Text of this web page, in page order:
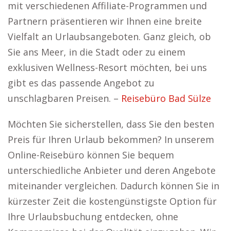
mit verschiedenen Affiliate-Programmen und
Partnern präsentieren wir Ihnen eine breite
Vielfalt an Urlaubsangeboten. Ganz gleich, ob
Sie ans Meer, in die Stadt oder zu einem
exklusiven Wellness-Resort möchten, bei uns
gibt es das passende Angebot zu
unschlagbaren Preisen. – Reisebüro Bad Sülze
Möchten Sie sicherstellen, dass Sie den besten
Preis für Ihren Urlaub bekommen? In unserem
Online-Reisebüro können Sie bequem
unterschiedliche Anbieter und deren Angebote
miteinander vergleichen. Dadurch können Sie in
kürzester Zeit die kostengünstigste Option für
Ihre Urlaubsbuchung entdecken, ohne